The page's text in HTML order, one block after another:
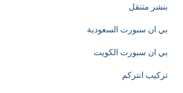
d
e
d
بنشر متنقل
بي ان سبورت السعودية
بي ان سبورت الكويت
تركيب انتركم